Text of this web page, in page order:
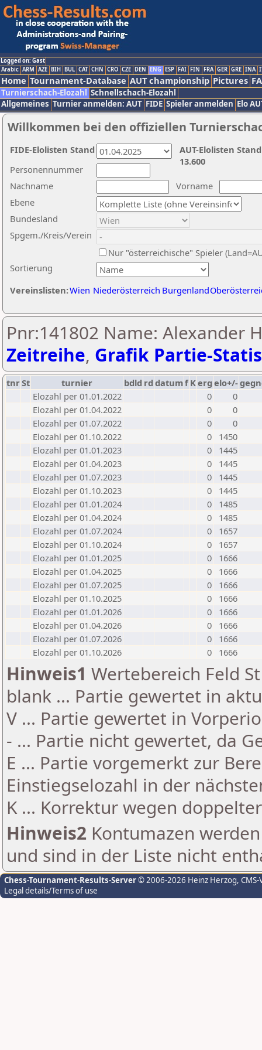
Logged on: Gast
Arabic ARM AZE BIH BUL CAT CHN CRO CZE DEN ENG ESP FAI FIN FRA GER GRE INA
Home Tournament-Database AUT championship Pictures
Turnierschach-Elozahl Schnellschach-Elozahl
Allgemeines Turnier anmelden: AUT FIDE Spieler anmelden Elo
Willkommen bei den offiziellen
Nachname
Vorname
Ebene
Sortierung
Personennummer
Bundesland
Spgem./Kreis/Verein
Nur "österreichische" Spieler
Vereinslisten:Wien Niederösterreich Burgenland
AUT-Elolisten
13.600
FIDE-Elolisten Stand
Pnr:141802 Name: Alexander
Zeitreihe, Grafik Partie-
tnrSt turnier bdld rd datumf Kerg elo+/-
Elozahl per 01.01.2022
0
0
Elozahl per 01.04.2022
0
0
Elozahl per 01.07.2022
0
0
Elozahl per 01.10.2022
0
1450
Elozahl per 01.01.2023
0
1445
Elozahl per 01.04.2023
0
1445
Elozahl per 01.07.2023
0
1445
Elozahl per 01.10.2023
0
1445
Elozahl per 01.01.2024
0
1485
Elozahl per 01.04.2024
0
1485
Elozahl per 01.07.2024
0
1657
Elozahl per 01.10.2024
0
1657
Elozahl per 01.01.2025
0
1666
Elozahl per 01.04.2025
0
1666
Elozahl per 01.07.2025
0
1666
Elozahl per 01.10.2025
0
1666
Elozahl per 01.01.2026
0
1666
Elozahl per 01.04.2026
0
1666
Elozahl per 01.07.2026
0
1666
Elozahl per 01.10.2026
0 1666
Hinweis1 Wertebereich Feld
blank ... Partie gewertet in
V ... Partie gewertet in
- ... Partie nicht gewertet, da
E ... Partie vorgemerkt zur
Einstiegselozahl in der
K ... Korrektur wegen
Hinweis2 Kontumazen
und sind in der Liste nicht
Chess-Tournament-Results-Server© 2006-2026 Heinz Herzog,
Legal details/Terms of use